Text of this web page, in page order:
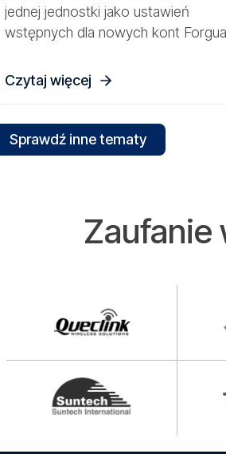
jednej jednostki jako ustawień
wstępnych dla nowych kont
Czytaj więcej
Sprawdź inne tematy